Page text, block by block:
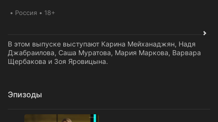
Россия 18+
В этом выпуске выступают Карина Мейханаджян, Надя
Джабраилова, Саша Муратова, Мария Маркова, Варвара
Щербакова и Зоя Яровицына.
Эпизоды
1 выпуск